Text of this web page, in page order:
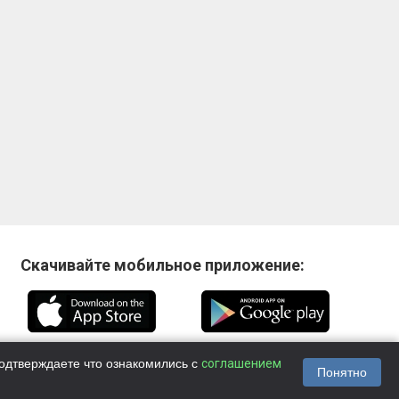
Скачивайте мобильное приложение:
что ознакомились с соглашением
Понятно